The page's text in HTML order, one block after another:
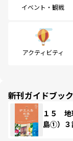
イベント・観戦
アクティビティ
新刊ガイドブック
１５ 地
島①）３